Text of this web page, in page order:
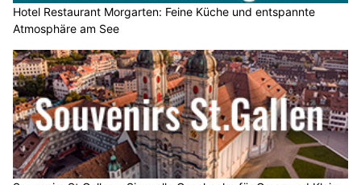
Hotel Restaurant Morgarten: Feine Küche und entspannte
Atmosphäre am See